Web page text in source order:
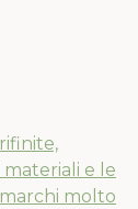
e le
molto